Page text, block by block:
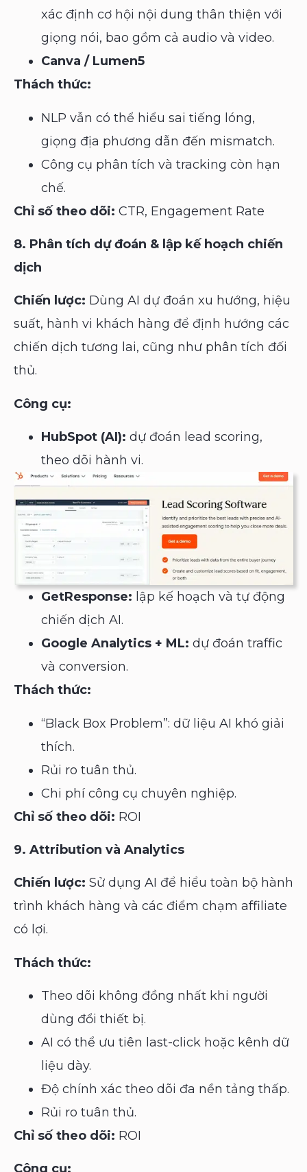
xác định cơ hội nội dung thân thiện với
giọng nói, bao gồm cả audio và video.
Canva / Lumen5
Thách thức:
NLP vẫn có thể hiểu sai tiếng lóng,
giọng địa phương dẫn đến mismatch.
Công cụ phân tích và tracking còn hạn
chế.
Chỉ số theo dõi: CTR, Engagement Rate
8. Phân tích dự đoán & lập kế hoạch chiến
dịch
Chiến lược: Dùng AI dự đoán xu hướng, hiệu
suất, hành vi khách hàng để định hướng các
chiến dịch tương lai, cũng như phân tích đối
thủ.
Công cụ:
HubSpot (AI): dự đoán lead scoring,
theo dõi hành vi.
GetResponse: lập kế hoạch và tự động
chiến dịch AI.
Google Analytics + ML: dự đoán traffic
và conversion.
Thách thức:
“Black Box Problem”: dữ liệu AI khó giải
thích.
Rủi ro tuân thủ.
Chi phí công cụ chuyên nghiệp.
Chỉ số theo dõi: ROI
9. Attribution và Analytics
Chiến lược: Sử dụng AI để hiểu toàn bộ hành
trình khách hàng và các điểm chạm affiliate
có lợi.
Thách thức:
Theo dõi không đồng nhất khi người
dùng đổi thiết bị.
AI có thể ưu tiên last-click hoặc kênh dữ
liệu dày.
Độ chính xác theo dõi đa nền tảng thấp.
Rủi ro tuân thủ.
Chỉ số theo dõi: ROI
Công cụ: